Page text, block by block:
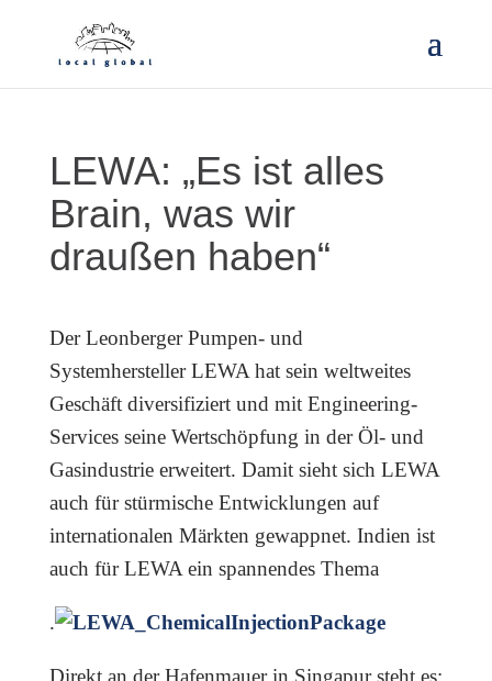
LEWA: „Es ist alles
Brain, was wir
draußen haben“
Der Leonberger Pumpen- und
Systemhersteller LEWA hat sein weltweites
Geschäft diversifiziert und mit Engineering-
Services seine Wertschöpfung in der Öl- und
Gasindustrie erweitert. Damit sieht sich LEWA
auch für stürmische Entwicklungen auf
internationalen Märkten gewappnet. Indien ist
auch für LEWA ein spannendes Thema
.
Direkt an der Hafenmauer in Singapur steht es: